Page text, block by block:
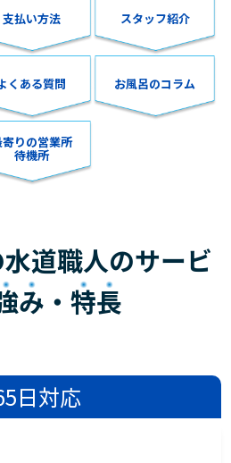
支払い方法 スタッフ紹介
くある質問 お風呂のコラム
りの営業所
待機所
道職人のサービ
み ・ 特長
日対応